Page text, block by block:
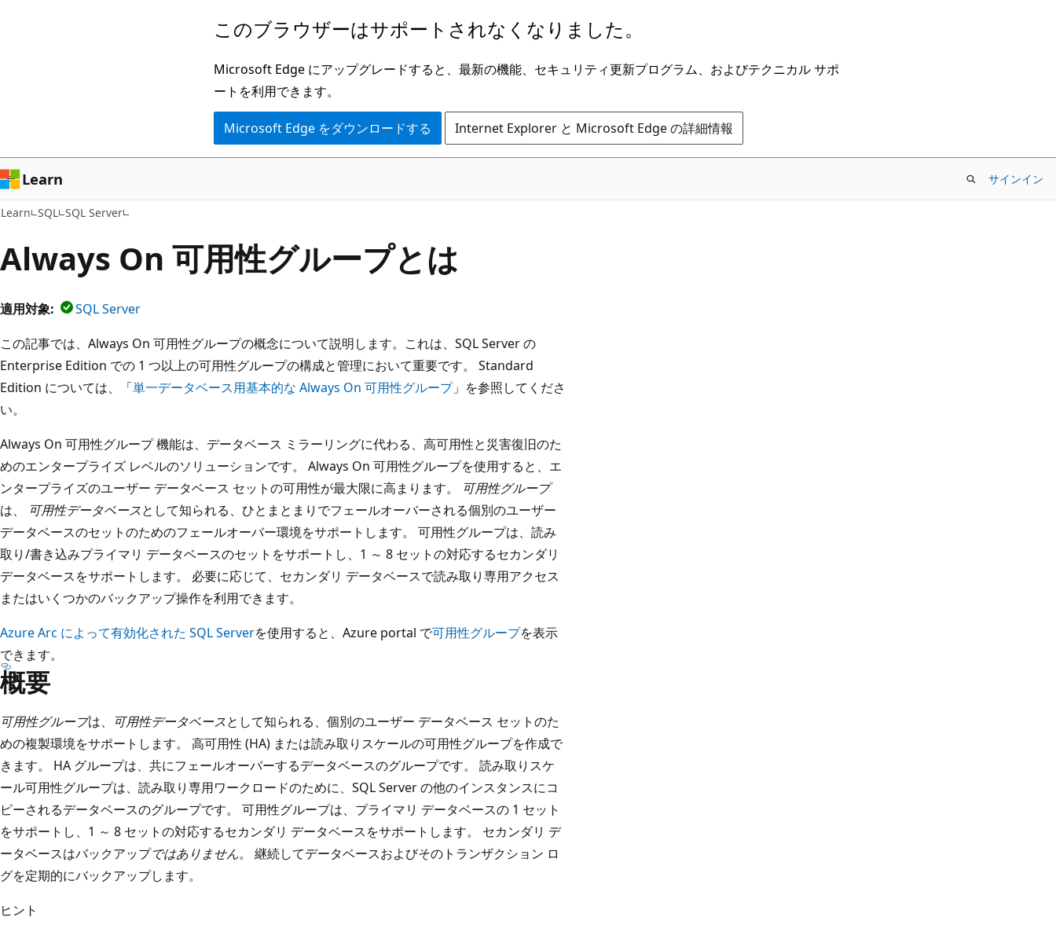
ン
ツ
に
ス
ッ
このブラウザーはサポートされなくなりました。
Microsoft Edge にアップグレードすると、最新の機能、セキュリティ更新プログラム、およびテクニカル サポ
ートを利用できます。
Microsoft Edge をダウンロードする Internet Explorer と Microsoft Edge の詳細情報
Learn サインイン
Learn SQL SQL Server
Always On 可用性グループとは
適用対象:
SQL Server
この記事では、Always On 可用性グループの概念について説明します。これは、SQL Server の
Enterprise Edition での 1 つ以上の可用性グループの構成と管理において重要です。 Standard
Edition については、「単一データベース用基本的な Always On 可用性グループ」を参照してくださ
い。
Always On 可用性グループ 機能は、データベース ミラーリングに代わる、高可用性と災害復旧のた
めのエンタープライズ レベルのソリューションです。 Always On 可用性グループを使用すると、エ
ンタープライズのユーザー データベース セットの可用性が最大限に高まります。
可用性グループ
は、
可用性データベースとして知られる、ひとまとまりでフェールオーバーされる個別のユーザー
データベースのセットのためのフェールオーバー環境をサポートします。 可用性グループは、読み
取り/書き込みプライマリ データベースのセットをサポートし、1 ～ 8 セットの対応するセカンダリ
データベースをサポートします。 必要に応じて、セカンダリ データベースで読み取り専用アクセス
またはいくつかのバックアップ操作を利用できます。
Azure Arc によって有効化された SQL Serverを使用すると、Azure portal で可用性グループを表示
できます。
概要
可用性グループは、 可用性データベースとして知られる、個別のユーザー データベース セットのた
めの複製環境をサポートします。 高可用性 (HA) または読み取りスケールの可用性グループを作成で
きます。 HA グループは、共にフェールオーバーするデータベースのグループです。 読み取りスケ
ール可用性グループは、読み取り専用ワークロードのために、SQL Server の他のインスタンスにコ
ピーされるデータベースのグループです。 可用性グループは、プライマリ データベースの 1 セット
をサポートし、1 ～ 8 セットの対応するセカンダリ データベースをサポートします。 セカンダリ デ
ータベースはバックアップではありません。 継続してデータベースおよびそのトランザクション ロ
グを定期的にバックアップします。
ヒント